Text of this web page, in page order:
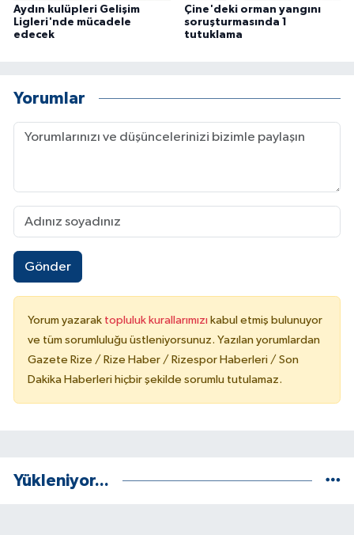
Aydın kulüpleri Gelişim
Ligleri'nde mücadele
edecek
Çine'deki orman yangını
soruşturmasında 1
tutuklama
Yorumlar
Gönder
Yorum yazarak topluluk kurallarımızı kabul etmiş bulunuyor
ve tüm sorumluluğu üstleniyorsunuz. Yazılan yorumlardan
Gazete Rize / Rize Haber / Rizespor Haberleri / Son
Dakika Haberleri hiçbir şekilde sorumlu tutulamaz.
Yükleniyor...